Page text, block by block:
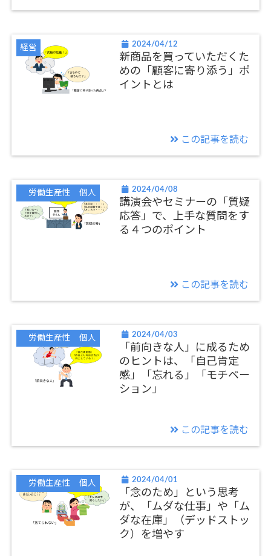
経営 2024/04/12
新商品を買っていただくた
めの「顧客に寄り添う」ポ
イントとは
この記事を読む
労働生産性 個人 2024/04/08
講演会やセミナーの「質疑
応答」で、上手な質問をす
る４つのポイント
この記事を読む
労働生産性 個人 2024/04/03
「前向きな人」に成るため
のヒントは、「自己肯定
感」「忘れる」「モチベー
ション」
この記事を読む
労働生産性 個人 2024/04/01
「念のため」という思考
が、「ムダな仕事」や「ム
ダな在庫」（デッドストッ
ク）を増やす